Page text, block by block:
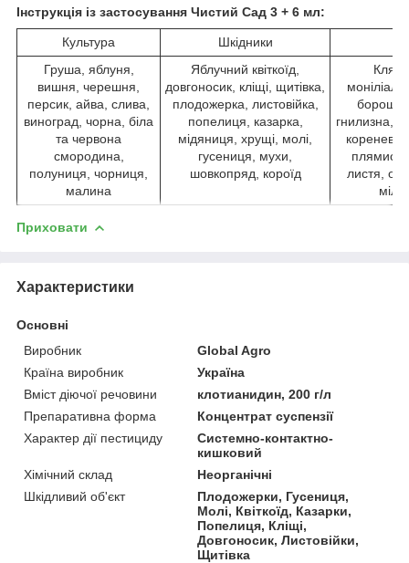
Інструкція із застосування Чистий Сад 3 + 6 мл:
Культура Шкідники
Груша, яблуня,
вишня, черешня,
персик, айва, слива,
виноград, чорна, біла
та червона
смородина,
полуниця, чорниця,
малина
Яблучний квіткоїд,
довгоносик, кліщі, щитівка,
плодожерка, листовійка,
попелиця, казарка,
мідяниця, хрущі, молі,
гусениця, мухи,
шовкопряд, короїд
гнилизна,
листя,
Приховати
Характеристики
Основні
Виробник
Global Agro
Країна виробник
Україна
Вміст діючої речовини
клотианидин, 200 г/л
Препаративна форма
Концентрат суспензії
Характер дії пестициду
Системно-контактно-
кишковий
Хімічний склад
Неорганічні
Шкідливий об'єкт
Плодожерки, Гусениця,
Молі, Квіткоїд, Казарки,
Попелиця, Кліщі,
Довгоносик, Листовійки,
Щитівка